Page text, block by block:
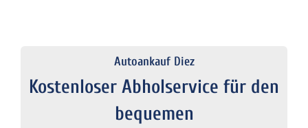
Autoankauf Diez
Kostenloser Abholservice für den
bequemen